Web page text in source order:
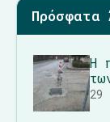
Πρόσφατα
Η
29